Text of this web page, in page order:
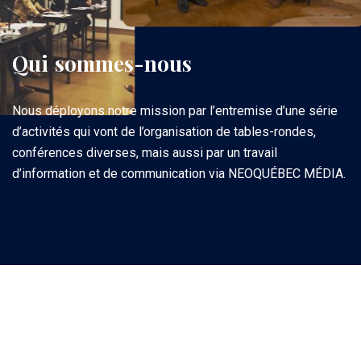
Qui sommes-nous
Nous déployons notre mission par l’entremise d’une série
d’activités qui vont de l’organisation de tables-rondes,
conférences diverses, mais aussi par un travail
d’information et de communication via NEOQUÉBEC MÉDIA.